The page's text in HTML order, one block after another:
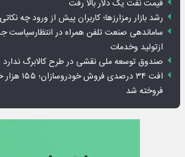
قیمت نفت یک دلار بالا رفت
رشد بازار رمزارزها؛ کاربران پیش از ورود چه
ساماندهی صنعت تلفن همراه در انتظارسیاست
ازتولید وخدمات
صندوق توسعه ملی نقشی در طرح کالابرگ ندارد
افت ۳۴ درصدی
فروخته شد